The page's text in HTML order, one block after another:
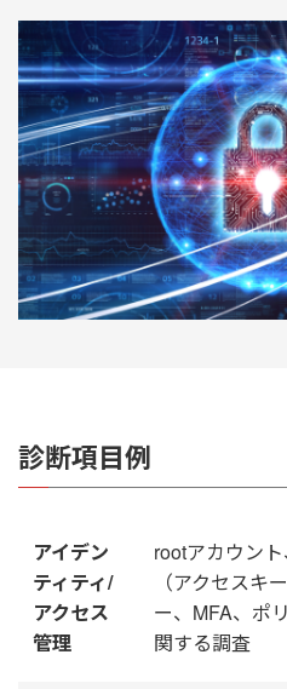
診断項目例
アイデン
ティティ/
アクセス
管理
rootアカウン
（アクセスキ
ー、MFA、ポ
関する調査